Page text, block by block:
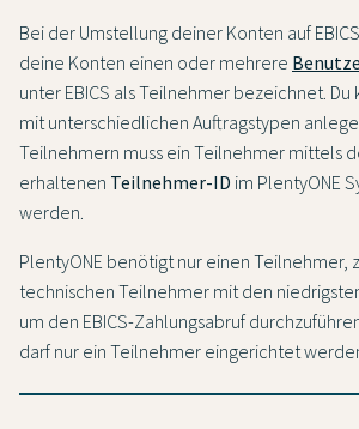
Bei der Umstellung deiner Konten auf
deine Konten einen oder mehrere
unter EBICS als Teilnehmer bezeichnet.
mit unterschiedlichen Auftragstypen
Teilnehmern muss ein Teilnehmer mittels
erhaltenen Teilnehmer-ID im PlentyONE
werden.
PlentyONE benötigt nur einen Teilnehmer,
technischen Teilnehmer mit den
um den EBICS-Zahlungsabruf
darf nur ein Teilnehmer eingerichtet